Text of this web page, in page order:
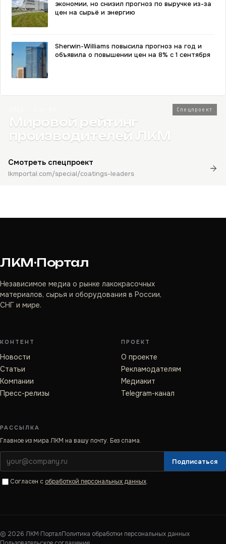
экономии, но снизил прогноз по выручке из-за
цен на сырьё и энергию
Sherwin-Williams повысила прогноз на год и
объявила о повышении цен на 8% с 1 сентября
Спецпроект
Мировой рейтинг
производителей ЛКМ
Смотреть спецпроект
lkmportal.com/special/coatings-leaders
ЛКМ·Портал
Независимое медиа о рынке лакокрасочных
материалов, сырья и оборудования в России,
СНГ и мире.
КОНТЕНТ
Новости
Статьи
Компании
Пресс-релизы
ПРОЕКТ
О проекте
Рекламодателям
Медиакит
Telegram-канал
РАССЫЛКА
Главное из мира ЛКМ на вашу почту. Без спама.
Подписаться
Согласен с обработкой персональных данных.
© 2026 ЛКМ·ПорталПолитика обработки персональных данных